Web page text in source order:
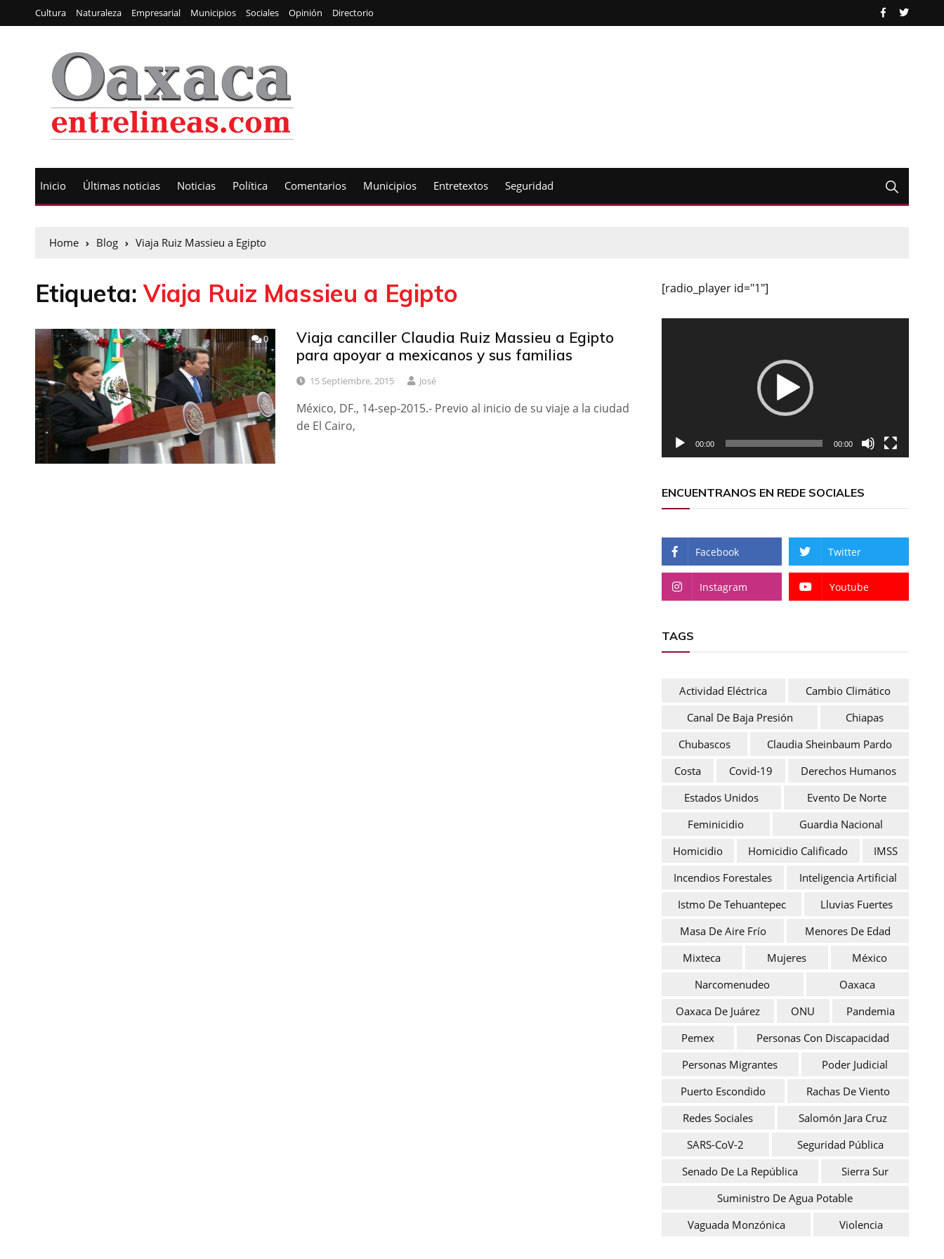
Cultura Naturaleza Empresarial Municipios Sociales Opinión Directorio
Inicio Últimas noticias Noticias Política Comentarios Municipios Entretextos Seguridad
Home Blog Viaja Ruiz Massieu a Egipto
Etiqueta:Viaja Ruiz Massieu a Egipto
0
Viaja canciller Claudia Ruiz Massieu a Egipto
para apoyar a mexicanos y sus familias
15 Septiembre, 2015 José
México, DF., 14-sep-2015.- Previo al inicio de su viaje a la ciudad
de El Cairo,
[radio_player id="1"]
00:00 00:00
ENCUENTRANOS EN REDE SOCIALES
Facebook Twitter
Instagram Youtube
TAGS
Actividad Eléctrica
Cambio Climático
Canal De Baja Presión
Chiapas
Chubascos
Claudia Sheinbaum Pardo
Costa
Covid-19
Derechos Humanos
Estados Unidos
Evento De Norte
Feminicidio
Guardia Nacional
Homicidio
Homicidio Calificado
IMSS
Incendios Forestales
Inteligencia Artificial
Istmo De Tehuantepec
Lluvias Fuertes
Masa De Aire Frío
Menores De Edad
Mixteca
Mujeres
México
Narcomenudeo
Oaxaca
Oaxaca De Juárez
ONU
Pandemia
Pemex
Personas Con Discapacidad
Personas Migrantes
Poder Judicial
Puerto Escondido
Rachas De Viento
Redes Sociales
Salomón Jara Cruz
SARS-CoV-2
Seguridad Pública
Senado De La República
Sierra Sur
Suministro De Agua Potable
Vaguada Monzónica
Violencia